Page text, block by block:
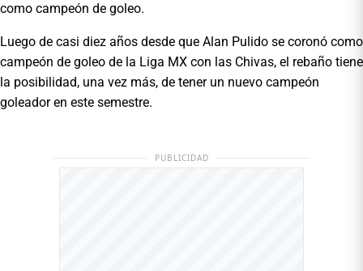
como campeón de goleo.
Luego de casi diez años desde que Alan Pulido se coronó como
campeón de goleo de la Liga MX con las Chivas, el rebaño tiene
la posibilidad, una vez más, de tener un nuevo campeón
goleador en este semestre.
PUBLICIDAD